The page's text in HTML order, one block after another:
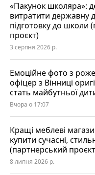
«Пакунок школяра»:
витратити державну
підготовку до школи
проєкт)
3 серпня 2026 р.
Емоційне фото з
офіцер з Вінниці
стать майбутньої
Вчора о 17:07
Кращі меблеві
купити сучасні,
(партнерський
8 липня 2026 р.